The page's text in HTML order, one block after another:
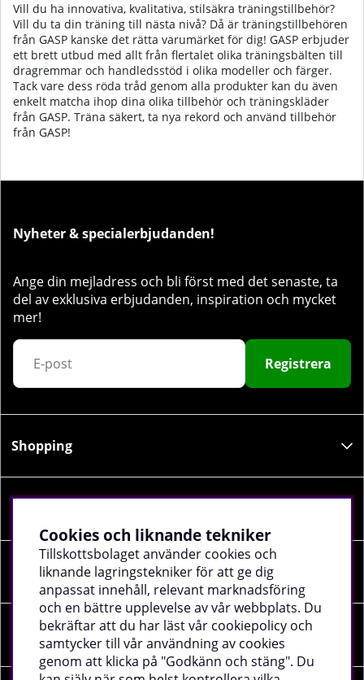
Vill du ha innovativa, kvalitativa, stilsäkra träningstillbehör?
Vill du ta din träning till nästa nivå? Då är träningstillbehören
från GASP kanske det rätta varumärket för dig! GASP erbjuder
ett brett utbud med allt från flertalet olika träningsbälten till
dragremmar och handledsstöd i olika modeller och färger.
Tack vare dess röda tråd genom alla produkter kan du även
enkelt matcha ihop dina olika tillbehör och träningskläder
från GASP. Träna säkert, ta nya rekord och använd tillbehör
från GASP!
Nyheter & specialerbjudanden!
Ange din mejladress och bli först med det senaste, ta
del av exklusiva erbjudanden, inspiration och mycket
mer!
Registrera
Shopping
Sociala medier
Företagsuppgifter
Cookies och liknande tekniker
Tillskottsbolaget använder cookies och
liknande lagringstekniker för att ge dig
anpassat innehåll, relevant marknadsföring
och en bättre upplevelse av vår webbplats. Du
bekräftar att du har läst vår cookiepolicy och
samtycker till vår användning av cookies
genom att klicka på "Godkänn och stäng". Du